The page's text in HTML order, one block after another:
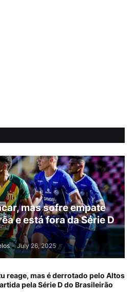
mas sofre empate
e está fora da Série D
- July 26, 2025
reage, mas é derrotado pelo Altos
pela Série D do Brasileirão